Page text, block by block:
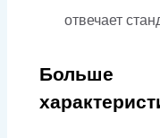
отвечает
Больше